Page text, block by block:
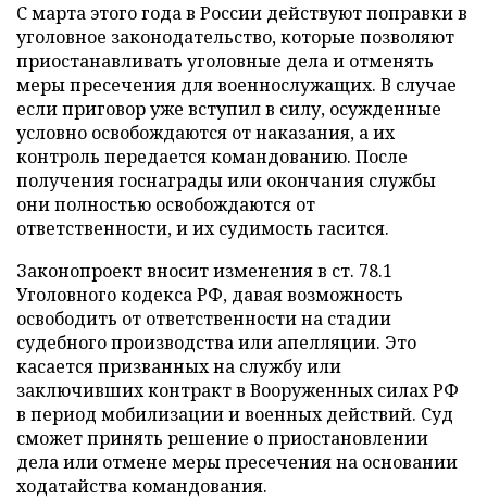
С марта этого года в России действуют поправки в
уголовное законодательство, которые позволяют
приостанавливать уголовные дела и отменять
меры пресечения для военнослужащих. В случае
если приговор уже вступил в силу, осужденные
условно освобождаются от наказания, а их
контроль передается командованию. После
получения госнаграды или окончания службы
они полностью освобождаются от
ответственности, и их судимость гасится.
Законопроект вносит изменения в ст. 78.1
Уголовного кодекса РФ, давая возможность
освободить от ответственности на стадии
судебного производства или апелляции. Это
касается призванных на службу или
заключивших контракт в Вооруженных силах РФ
в период мобилизации и военных действий. Суд
сможет принять решение о приостановлении
дела или отмене меры пресечения на основании
ходатайства командования.